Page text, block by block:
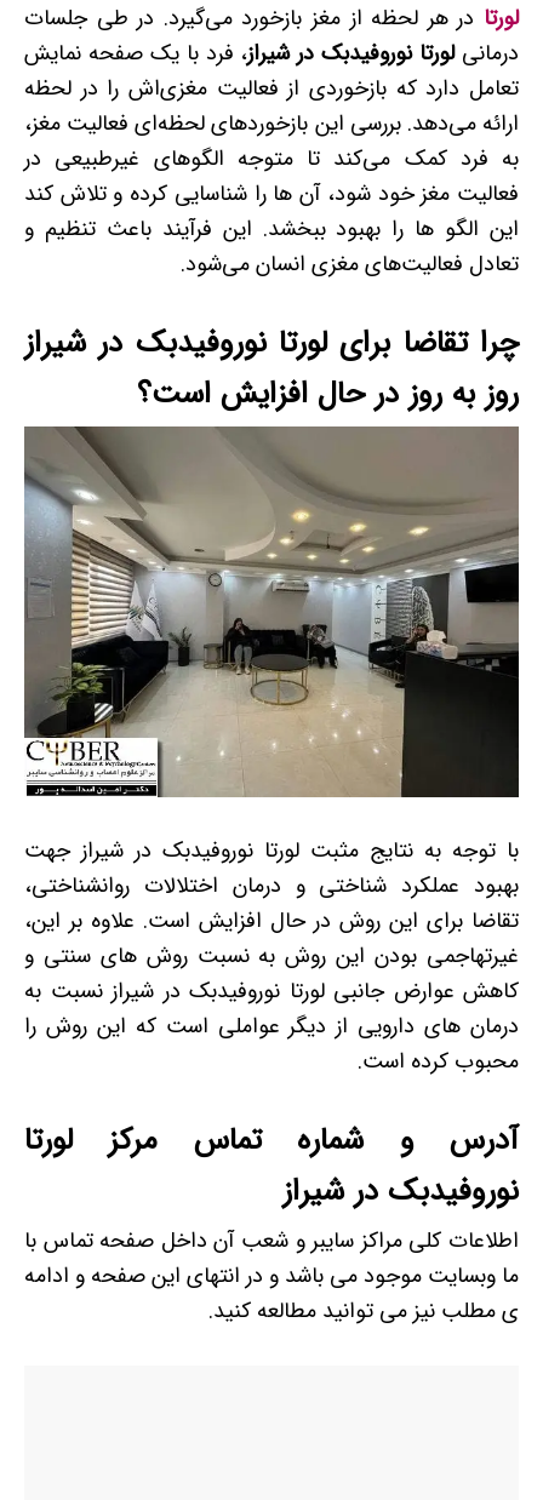
لورتا در هر لحظه از مغز بازخورد می‌گیرد. در طی جلسات
درمانیلورتا نوروفیدبک در شیراز، فرد با یک صفحه نمایش
تعامل دارد که بازخوردی از فعالیت مغزی‌اش را در لحظه
ارائه می‌دهد. بررسی این بازخوردهای لحظه‌ای فعالیت مغز،
به فرد کمک می‌کند تا متوجه الگو‌های غیرطبیعی در
فعالیت مغز خود شود، آن ها را شناسایی کرده و تلاش کند
این الگو ها را بهبود ببخشد. این فرآیند باعث تنظیم و
تعادل فعالیت‌های مغزی انسان می‌شود.
چرا تقاضا برای لورتا نوروفیدبک در شیراز
روز به روز در حال افزایش است؟
با توجه به نتایج مثبت لورتا نوروفیدبک در شیراز جهت
بهبود عملکرد شناختی و درمان اختلالات روانشناختی،
تقاضا برای این روش در حال افزایش است. علاوه بر این،
غیرتهاجمی بودن این روش به نسبت روش های سنتی و
کاهش عوارض جانبی لورتا نوروفیدبک در شیراز نسبت به
درمان های دارویی از دیگر عواملی است که این روش را
محبوب کرده است.
آدرس و شماره تماس مرکز لورتا
نوروفیدبک در شیراز
اطلاعات کلی مراکز سایبر و شعب آن داخل صفحه تماس با
ما وبسایت موجود می باشد و در انتهای این صفحه و ادامه
ی مطلب نیز می توانید مطالعه کنید.